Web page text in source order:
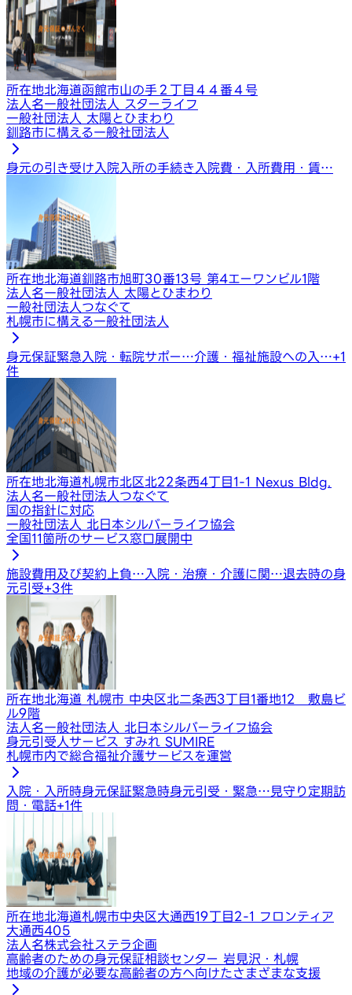
所在地北海道函館市山の手２丁目４４番４号
法人名一般社団法人 スターライフ
一般社団法人 太陽とひまわり
釧路市に構える一般社団法人
身元の引き受け 入院入所の手続き 入院費・入所費用・賃…
所在地北海道釧路市旭町30番13号 第4エーワンビル1階
法人名一般社団法人 太陽とひまわり
一般社団法人つなぐて
札幌市に構える一般社団法人
身元保証緊急入院・転院サポー…介護・福祉施設への入…+1
件
所在地北海道札幌市北区北22条西4丁目1-1 Nexus Bldg.
法人名一般社団法人つなぐて
国の指針に対応
一般社団法人 北日本シルバーライフ協会
全国11箇所のサービス窓口展開中
施設費用及び契約上負… 入院・治療・介護に関…退去時の身
元引受+3件
所在地北海道 札幌市 中央区北二条西3丁目1番地12 敷島ビ
ル9階
法人名一般社団法人 北日本シルバーライフ協会
身元引受人サービス すみれ SUMIRE
札幌市内で総合福祉介護サービスを運営
入院・入所時身元保証緊急時身元引受・緊急…見守り定期訪
問・電話+1件
所在地北海道札幌市中央区大通西19丁目2-1 フロンティア
大通西405
法人名株式会社ステラ企画
高齢者のための身元保証相談センター 岩見沢・札幌
地域の介護が必要な高齢者の方へ向けたさまざまな支援